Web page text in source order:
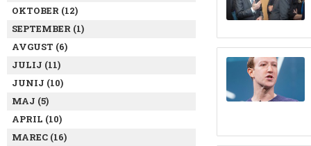
OKTOBER (12)
SEPTEMBER (1)
AVGUST (6)
JULIJ (11)
JUNIJ (10)
MAJ (5)
APRIL (10)
MAREC (16)